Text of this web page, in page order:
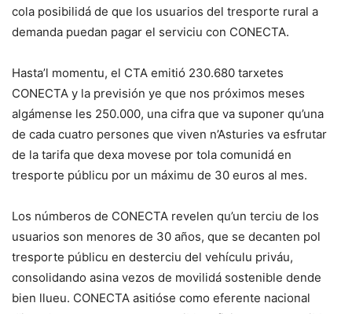
cola posibilidá de que los usuarios del tresporte rural a
demanda puedan pagar el serviciu con CONECTA.
Hasta’l momentu, el CTA emitió 230.680 tarxetes
CONECTA y la previsión ye que nos próximos meses
algámense les 250.000, una cifra que va suponer qu’una
de cada cuatro persones que viven n’Asturies va esfrutar
de la tarifa que dexa movese por tola comunidá en
tresporte públicu por un máximu de 30 euros al mes.
Los númberos de CONECTA revelen qu’un terciu de los
usuarios son menores de 30 años, que se decanten pol
tresporte públicu en desterciu del vehículu priváu,
consolidando asina vezos de movilidá sostenible dende
bien llueu. CONECTA asitióse como eferente nacional